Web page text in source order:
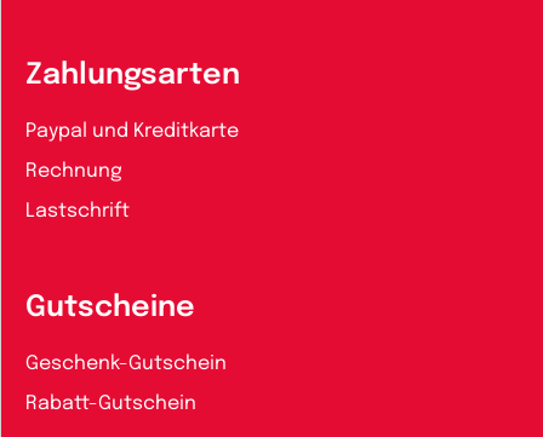
Zahlungsarten
Paypal und Kreditkarte
Rechnung
Lastschrift
Gutscheine
Geschenk-Gutschein
Rabatt-Gutschein